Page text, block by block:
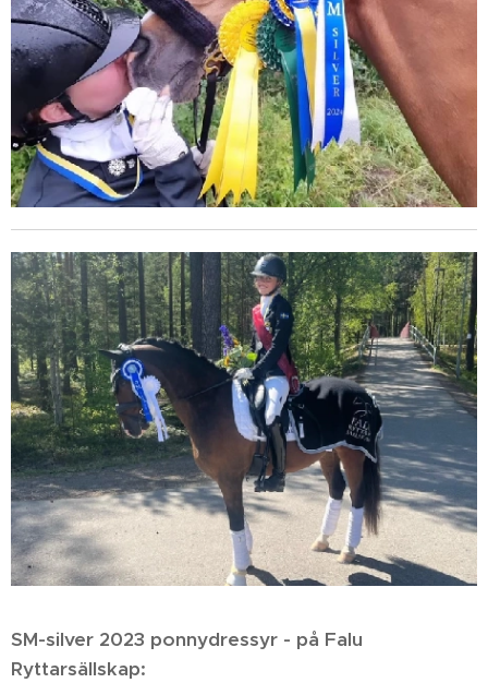
SM-silver 2023 ponnydressyr - på Falu
Ryttarsällskap: